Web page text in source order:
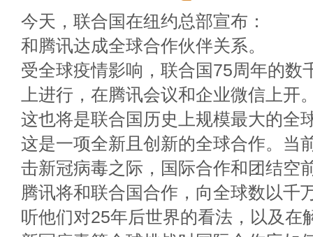
今天，联合国在纽约总部宣布：
和腾讯达成全球合作伙伴关系。
受全球疫情影响，联合国75周年的数
上进行，在腾讯会议和企业微信上开
这也将是联合国历史上规模最大的全
这是一项全新且创新的全球合作。当
击新冠病毒之际，国际合作和团结空
腾讯将和联合国合作，向全球数以千
听他们对25年后世界的看法，以及在